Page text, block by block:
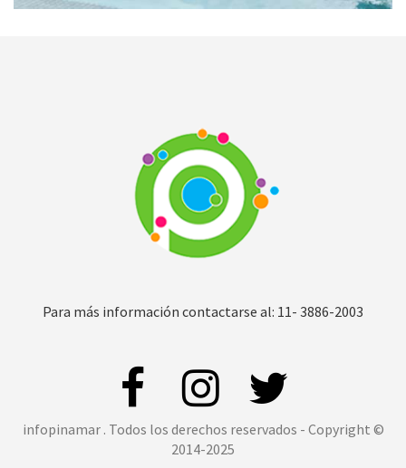
Para más información contactarse al: 11- 3886-2003
infopinamar . Todos los derechos reservados - Copyright ©
2014-2025